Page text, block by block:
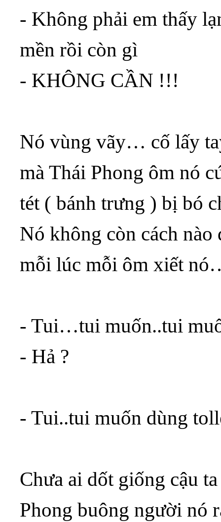
- Không phải em thấy
mền rồi còn gì
- KHÔNG CẦN !!!
Nó vùng vãy… cố lấy
mà Thái Phong ôm nó
tét ( bánh trưng ) bị bó
Nó không còn cách
mỗi lúc mỗi ôm xiết
- Tui…tui muốn..tui
- Hả ?
- Tui..tui muốn dùng
Chưa ai dốt giống cậu
Phong buông người nó